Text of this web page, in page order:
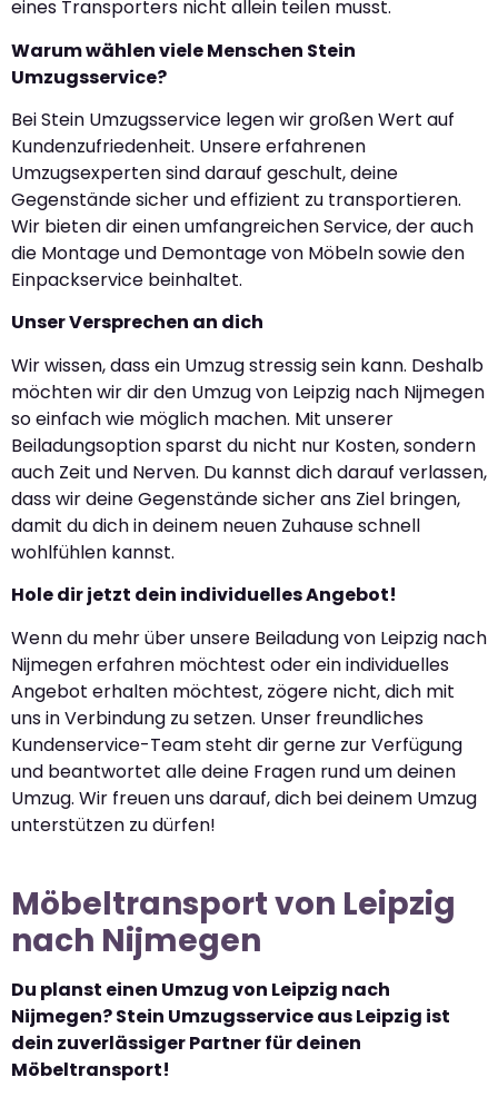
eines Transporters nicht allein teilen musst.
Warum wählen viele Menschen Stein
Umzugsservice?
Bei Stein Umzugsservice legen wir großen Wert auf
Kundenzufriedenheit. Unsere erfahrenen
Umzugsexperten sind darauf geschult, deine
Gegenstände sicher und effizient zu transportieren.
Wir bieten dir einen umfangreichen Service, der auch
die Montage und Demontage von Möbeln sowie den
Einpackservice beinhaltet.
Unser Versprechen an dich
Wir wissen, dass ein Umzug stressig sein kann. Deshalb
möchten wir dir den Umzug von Leipzig nach Nijmegen
so einfach wie möglich machen. Mit unserer
Beiladungsoption sparst du nicht nur Kosten, sondern
auch Zeit und Nerven. Du kannst dich darauf verlassen,
dass wir deine Gegenstände sicher ans Ziel bringen,
damit du dich in deinem neuen Zuhause schnell
wohlfühlen kannst.
Hole dir jetzt dein individuelles Angebot!
Wenn du mehr über unsere Beiladung von Leipzig nach
Nijmegen erfahren möchtest oder ein individuelles
Angebot erhalten möchtest, zögere nicht, dich mit
uns in Verbindung zu setzen. Unser freundliches
Kundenservice-Team steht dir gerne zur Verfügung
und beantwortet alle deine Fragen rund um deinen
Umzug. Wir freuen uns darauf, dich bei deinem Umzug
unterstützen zu dürfen!
Möbeltransport von Leipzig
nach Nijmegen
Du planst einen Umzug von Leipzig nach
Nijmegen? Stein Umzugsservice aus Leipzig ist
dein zuverlässiger Partner für deinen
Möbeltransport!